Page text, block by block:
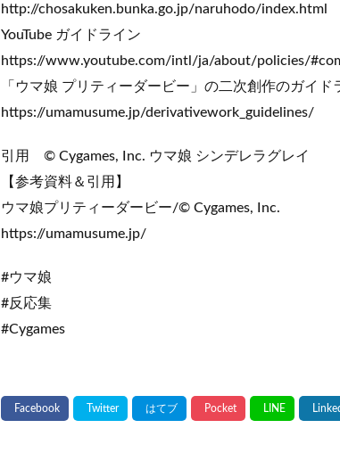
http://chosakuken.bunka.go.jp/naruhodo/index.html
YouTube ガイドライン
https://www.youtube.com/intl/ja/about/policies/
「ウマ娘 プリティーダービー」の二次創作のガイド
https://umamusume.jp/derivativework_guidelines/
引用 © Cygames, Inc. ウマ娘 シンデレラグレイ
【参考資料＆引用】
ウマ娘プリティーダービー/© Cygames, Inc.
https://umamusume.jp/
#ウマ娘
#反応集
#Cygames